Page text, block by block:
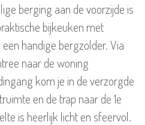
berging aan de voorzijde is
bijkeuken met
handige bergzolder. Via
naar de woning
kom je in de verzorgde
en de trap naar de 1e
is heerlijk licht en sfeervol.